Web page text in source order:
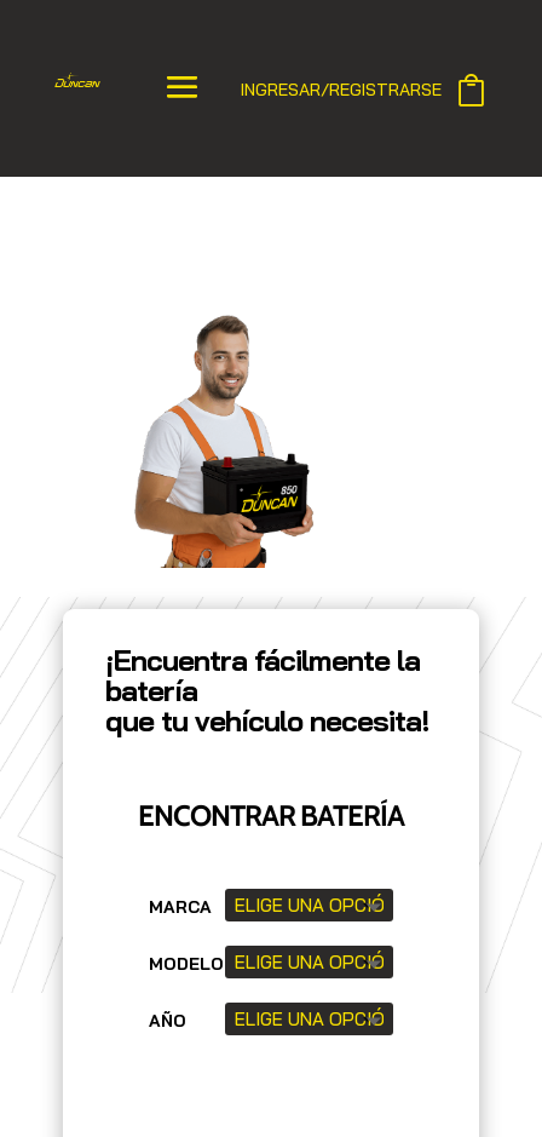
INGRESAR/REGISTRARSE
¡Encuentra fácilmente la
batería
que tu vehículo necesita!
ENCONTRAR BATERÍA
MARCA
MODELO
AÑO